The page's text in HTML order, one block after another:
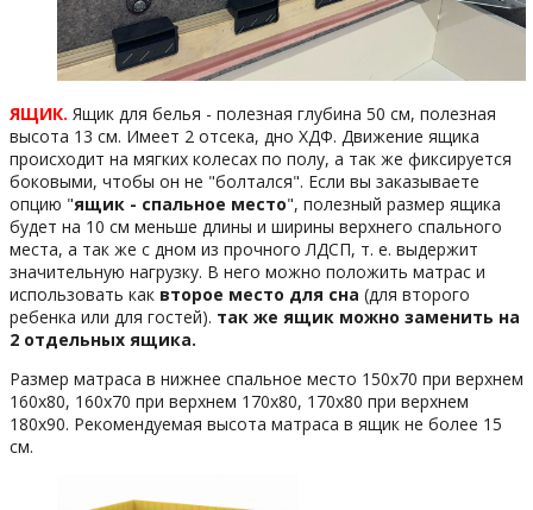
ЯЩИК. Ящик для белья - полезная глубина 50 см, полезная
высота 13 см. Имеет 2 отсека, дно ХДФ. Движение ящика
происходит на мягких колесах по полу, а так же фиксируется
боковыми, чтобы он не "болтался". Если вы заказываете
опцию "ящик - спальное место", полезный размер ящика
будет на 10 см меньше длины и ширины верхнего спального
места, а так же с дном из прочного ЛДСП, т. е. выдержит
значительную нагрузку. В него можно положить матрас и
использовать как второе место для сна (для второго
ребенка или для гостей). так же ящик можно заменить на
2 отдельных ящика.
Размер матраса в нижнее спальное место 150х70 при верхнем
160х80, 160х70 при верхнем 170х80, 170х80 при верхнем
180х90. Рекомендуемая высота матраса в ящик не более 15
см.